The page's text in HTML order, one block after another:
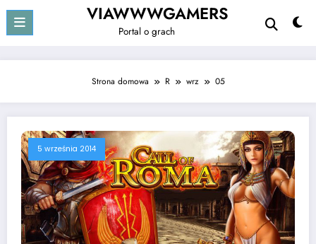
treści
VIAWWWGAMERS
Portal o grach
Strona domowa R wrz 05
5 września 2014